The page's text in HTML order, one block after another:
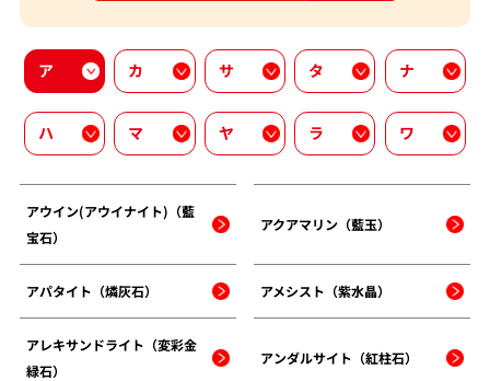
ア カ サ タ ナ
ハ マ ヤ ラ ワ
アウイン(アウイナイト)（藍
宝石）
アクアマリン（藍玉）
アパタイト（燐灰石） アメシスト（紫水晶）
アレキサンドライト（変彩金
緑石）
アンダルサイト（紅柱石）